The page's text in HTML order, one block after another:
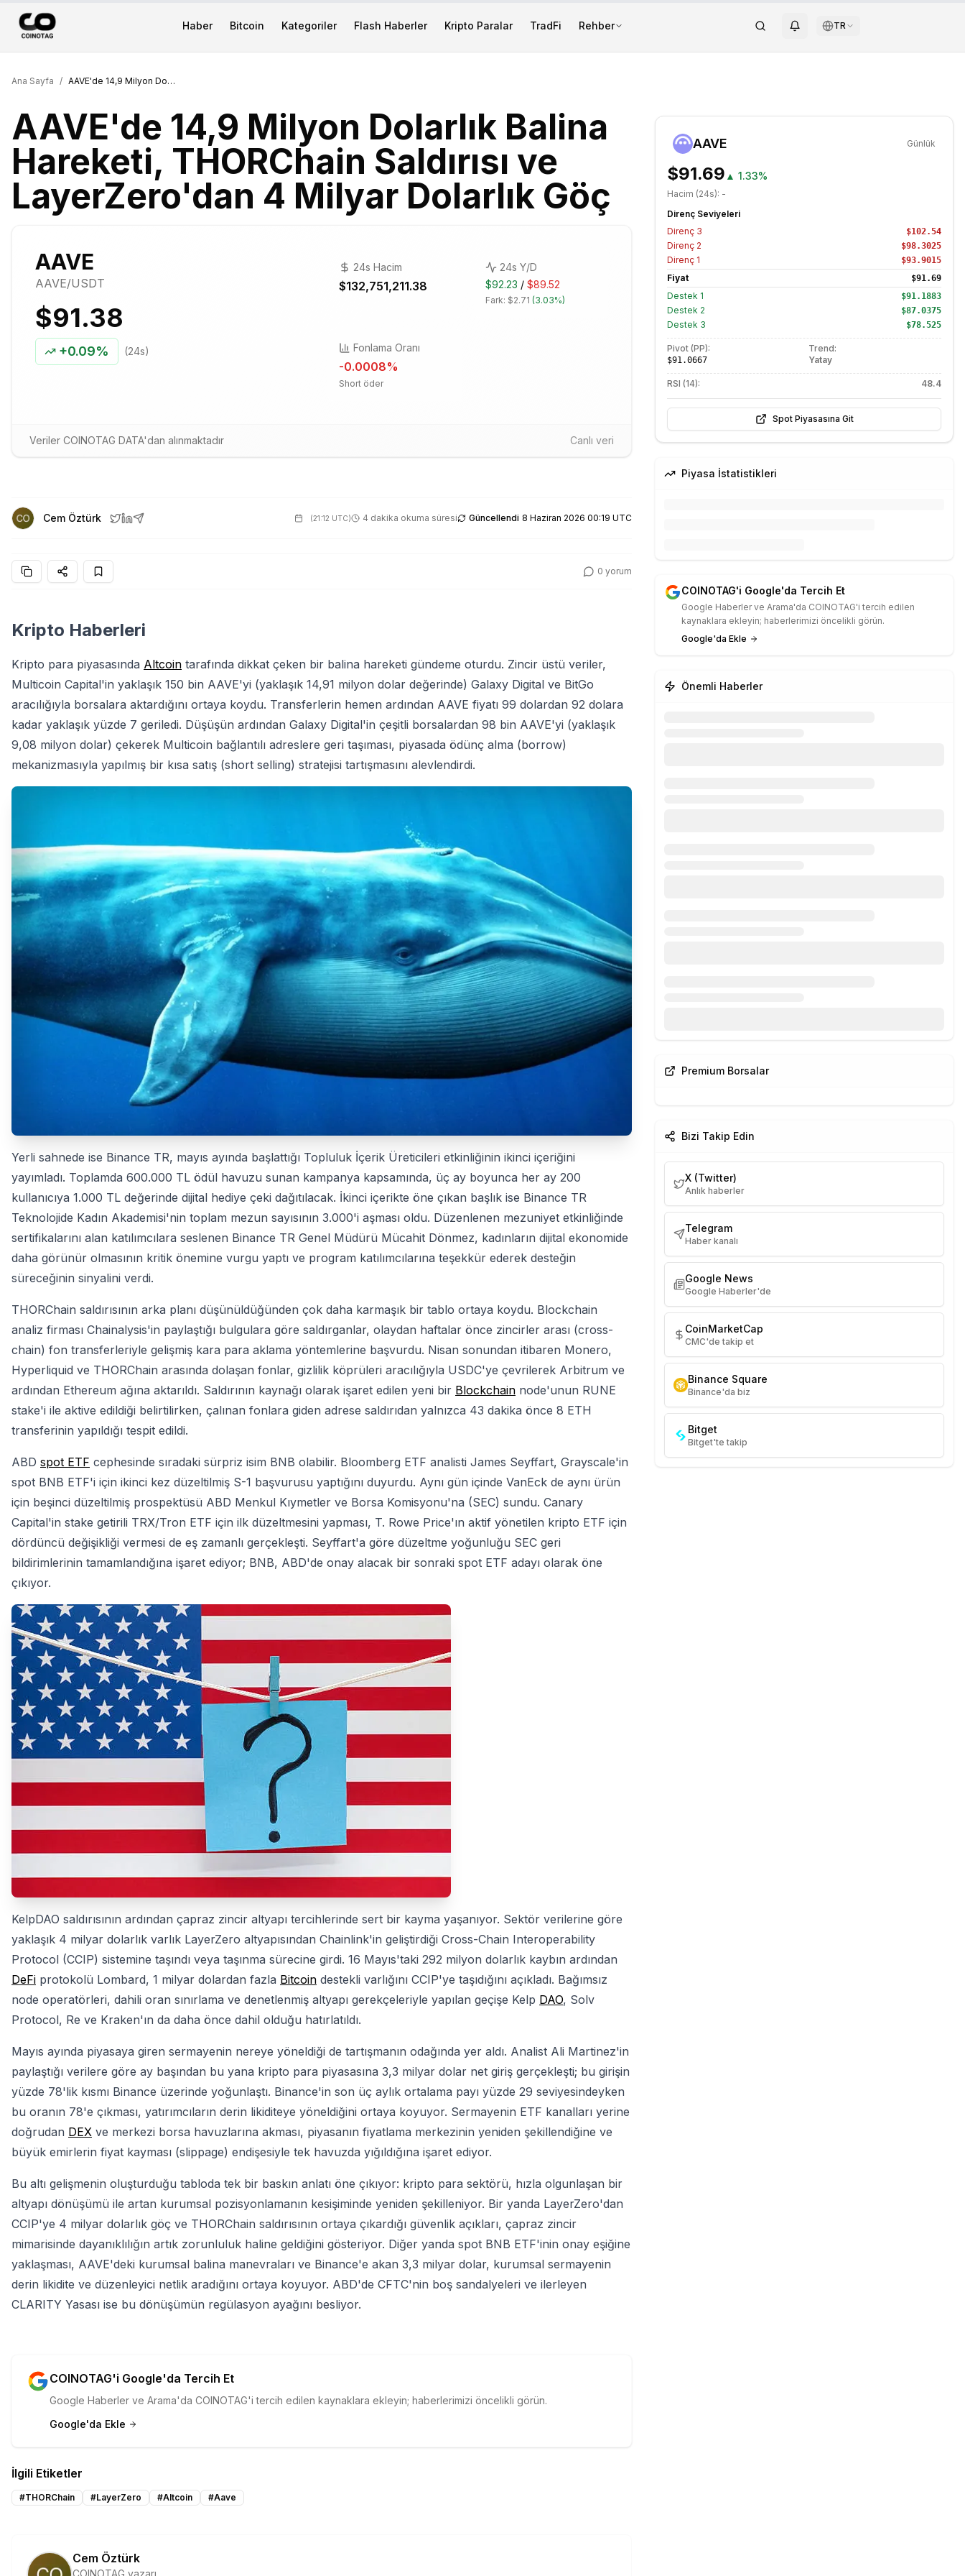
Haber Bitcoin Kategoriler Flash Haberler Kripto Paralar TradFi Rehber TR
Ana Sayfa / AAVE'de 14,9 Milyon Dolarlık Balina Hareketi, THORChain Saldırısı ve LayerZero'dan 4 Milyar Dolarlık Göç
AAVE'de 14,9 Milyon Dolarlık Balina
Hareketi, THORChain Saldırısı ve
LayerZero'dan 4 Milyar Dolarlık Göç
AAVE
AAVE/USDT
$91.38
+0.09% (24s)
24s Hacim
$132,751,211.38
24s Y/D
$92.23 / $89.52
Fark: $2.71 (3.03%)
Fonlama Oranı
-0.0008%
Short öder
Veriler COINOTAG DATA'dan alınmaktadır Canlı veri
Cem Öztürk (21:12 UTC) 4 dakika okuma süresi Güncellendi 8 Haziran 2026 00:19 UTC
0 yorum
Kripto Haberleri
Kripto para piyasasında Altcoin tarafında dikkat çeken bir balina hareketi gündeme oturdu. Zincir üstü veriler,
Multicoin Capital'in yaklaşık 150 bin AAVE'yi (yaklaşık 14,91 milyon dolar değerinde) Galaxy Digital ve BitGo
aracılığıyla borsalara aktardığını ortaya koydu. Transferlerin hemen ardından AAVE fiyatı 99 dolardan 92 dolara
kadar yaklaşık yüzde 7 geriledi. Düşüşün ardından Galaxy Digital'in çeşitli borsalardan 98 bin AAVE'yi (yaklaşık
9,08 milyon dolar) çekerek Multicoin bağlantılı adreslere geri taşıması, piyasada ödünç alma (borrow)
mekanizmasıyla yapılmış bir kısa satış (short selling) stratejisi tartışmasını alevlendirdi.
Yerli sahnede ise Binance TR, mayıs ayında başlattığı Topluluk İçerik Üreticileri etkinliğinin ikinci içeriğini
yayımladı. Toplamda 600.000 TL ödül havuzu sunan kampanya kapsamında, üç ay boyunca her ay 200
kullanıcıya 1.000 TL değerinde dijital hediye çeki dağıtılacak. İkinci içerikte öne çıkan başlık ise Binance TR
Teknolojide Kadın Akademisi'nin toplam mezun sayısının 3.000'i aşması oldu. Düzenlenen mezuniyet etkinliğinde
sertifikalarını alan katılımcılara seslenen Binance TR Genel Müdürü Mücahit Dönmez, kadınların dijital ekonomide
daha görünür olmasının kritik önemine vurgu yaptı ve program katılımcılarına teşekkür ederek desteğin
süreceğinin sinyalini verdi.
THORChain saldırısının arka planı düşünüldüğünden çok daha karmaşık bir tablo ortaya koydu. Blockchain
analiz firması Chainalysis'in paylaştığı bulgulara göre saldırganlar, olaydan haftalar önce zincirler arası (cross-
chain) fon transferleriyle gelişmiş kara para aklama yöntemlerine başvurdu. Nisan sonundan itibaren Monero,
Hyperliquid ve THORChain arasında dolaşan fonlar, gizlilik köprüleri aracılığıyla USDC'ye çevrilerek Arbitrum ve
ardından Ethereum ağına aktarıldı. Saldırının kaynağı olarak işaret edilen yeni bir Blockchain node'unun RUNE
stake'i ile aktive edildiği belirtilirken, çalınan fonlara giden adrese saldırıdan yalnızca 43 dakika önce 8 ETH
transferinin yapıldığı tespit edildi.
ABD spot ETF cephesinde sıradaki sürpriz isim BNB olabilir. Bloomberg ETF analisti James Seyffart, Grayscale'in
spot BNB ETF'i için ikinci kez düzeltilmiş S-1 başvurusu yaptığını duyurdu. Aynı gün içinde VanEck de aynı ürün
için beşinci düzeltilmiş prospektüsü ABD Menkul Kıymetler ve Borsa Komisyonu'na (SEC) sundu. Canary
Capital'in stake getirili TRX/Tron ETF için ilk düzeltmesini yapması, T. Rowe Price'ın aktif yönetilen kripto ETF için
dördüncü değişikliği vermesi de eş zamanlı gerçekleşti. Seyffart'a göre düzeltme yoğunluğu SEC geri
bildirimlerinin tamamlandığına işaret ediyor; BNB, ABD'de onay alacak bir sonraki spot ETF adayı olarak öne
çıkıyor.
KelpDAO saldırısının ardından çapraz zincir altyapı tercihlerinde sert bir kayma yaşanıyor. Sektör verilerine göre
yaklaşık 4 milyar dolarlık varlık LayerZero altyapısından Chainlink'in geliştirdiği Cross-Chain Interoperability
Protocol (CCIP) sistemine taşındı veya taşınma sürecine girdi. 16 Mayıs'taki 292 milyon dolarlık kaybın ardından
DeFi protokolü Lombard, 1 milyar dolardan fazla Bitcoin destekli varlığını CCIP'ye taşıdığını açıkladı. Bağımsız
node operatörleri, dahili oran sınırlama ve denetlenmiş altyapı gerekçeleriyle yapılan geçişe Kelp DAO, Solv
Protocol, Re ve Kraken'ın da daha önce dahil olduğu hatırlatıldı.
Mayıs ayında piyasaya giren sermayenin nereye yöneldiği de tartışmanın odağında yer aldı. Analist Ali Martinez'in
paylaştığı verilere göre ay başından bu yana kripto para piyasasına 3,3 milyar dolar net giriş gerçekleşti; bu girişin
yüzde 78'lik kısmı Binance üzerinde yoğunlaştı. Binance'in son üç aylık ortalama payı yüzde 29 seviyesindeyken
bu oranın 78'e çıkması, yatırımcıların derin likiditeye yöneldiğini ortaya koyuyor. Sermayenin ETF kanalları yerine
doğrudan DEX ve merkezi borsa havuzlarına akması, piyasanın fiyatlama merkezinin yeniden şekillendiğine ve
büyük emirlerin fiyat kayması (slippage) endişesiyle tek havuzda yığıldığına işaret ediyor.
Bu altı gelişmenin oluşturduğu tabloda tek bir baskın anlatı öne çıkıyor: kripto para sektörü, hızla olgunlaşan bir
altyapı dönüşümü ile artan kurumsal pozisyonlamanın kesişiminde yeniden şekilleniyor. Bir yanda LayerZero'dan
CCIP'ye 4 milyar dolarlık göç ve THORChain saldırısının ortaya çıkardığı güvenlik açıkları, çapraz zincir
mimarisinde dayanıklılığın artık zorunluluk haline geldiğini gösteriyor. Diğer yanda spot BNB ETF'inin onay eşiğine
yaklaşması, AAVE'deki kurumsal balina manevraları ve Binance'e akan 3,3 milyar dolar, kurumsal sermayenin
derin likidite ve düzenleyici netlik aradığını ortaya koyuyor. ABD'de CFTC'nin boş sandalyeleri ve ilerleyen
CLARITY Yasası ise bu dönüşümün regülasyon ayağını besliyor.
COINOTAG'i Google'da Tercih Et
Google Haberler ve Arama'da COINOTAG'i tercih edilen kaynaklara ekleyin; haberlerimizi öncelikli görün.
Google'da Ekle
İlgili Etiketler
#THORChain #LayerZero #Altcoin #Aave
Cem Öztürk
COINOTAG yazarı
AAVE Günlük
$91.69 ▲ 1.33%
Hacim (24s): -
Direnç Seviyeleri
Direnç 3 $102.54
Direnç 2 $98.3025
Direnç 1 $93.9015
Fiyat $91.69
Destek 1 $91.1883
Destek 2 $87.0375
Destek 3 $78.525
Pivot (PP):
$91.0667
Trend:
Yatay
RSI (14): 48.4
Spot Piyasasına Git
Piyasa İstatistikleri
COINOTAG'i Google'da Tercih Et
Google Haberler ve Arama'da COINOTAG'i tercih edilen
kaynaklara ekleyin; haberlerimizi öncelikli görün.
Google'da Ekle
Önemli Haberler
Premium Borsalar
Bizi Takip Edin
X (Twitter)
Anlık haberler
Telegram
Haber kanalı
Google News
Google Haberler'de
CoinMarketCap
CMC'de takip et
Binance Square
Binance'da biz
Bitget
Bitget'te takip